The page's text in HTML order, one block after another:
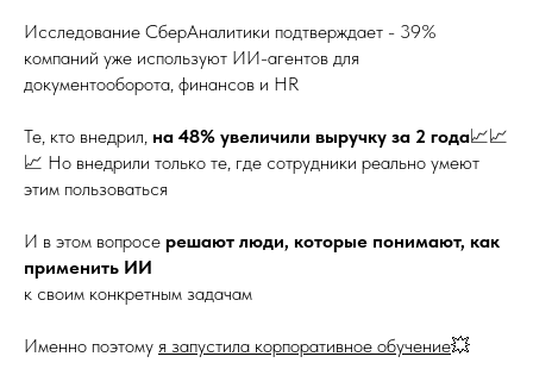
Исследование СберАналитики подтверждает - 39%
компаний уже используют ИИ-агентов для
документооборота, финансов и HR
Те, кто внедрил, на 48% увеличили выручку за 2 года📈📈
📈 Но внедрили только те, где сотрудники реально умеют
этим пользоваться
И в этом вопросе решают люди, которые понимают, как
применить ИИ
к своим конкретным задачам
Именно поэтому я запустила корпоративное обучение💥